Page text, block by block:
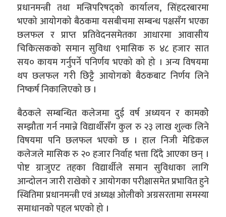
प्रधानमन्त्री तथा मन्त्रिपरिषद्को कार्यालय, सिंहदरबारमा
भएको आयोगको बैठकमा यसबीचमा सम्बन्ध पक्षसँग भएका
छलफल र प्राप्त प्रतिवेदनसमेतका आधारमा आवासीय
चिकित्सकको समान सुविधा ९मासिक रु ४८ हजार सात
सय० कायम गर्नुपर्ने पनिर्णय भएको को हो । अन्य विषयमा
थप छलफल गरी छिट्टै आयोगको बैठकबाट निर्णय लिने
निष्कर्ष निकालिएको छ ।
बैठकले सम्बन्धित कलेजमा दुई वर्ष अध्ययन र कामकोे
सम्झौता गर्न नमान्ने विद्यार्थीसँग कुल रु २३ लाख शुल्क लिने
विषयमा पनि छलफल भएको छ । हाल निजी मेडिकल
कलेजले मासिक रु २० हजार निर्वाह भत्ता दिँदै आएका छन् ।
पोष्ट ग्राजुएट तहका विद्यार्थीले समान सुविधाका लागि
आन्दोलन जारी राखेको र आयोगका परीक्षासमेत प्रभावित हुने
स्थितिमा प्रधानमन्त्री एवं अध्यक्ष ओलीको अग्रसरतामा समस्या
समाधानको पहल भएको हो ।